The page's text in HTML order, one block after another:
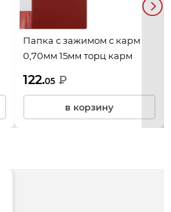
Папка с зажимом с карм
0,70мм 15мм торц карм
122.05 ₽
в корзину